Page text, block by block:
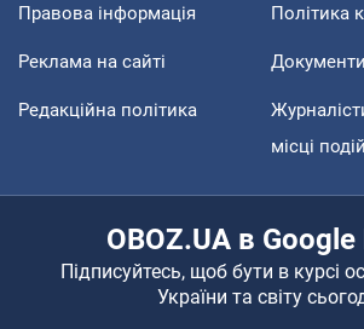
Правова інформація Політика
Реклама на сайті Документи
Редакційна політика
місці подій
OBOZ.UA в
Підписуйтесь, щоб бути в курсі
України та світу